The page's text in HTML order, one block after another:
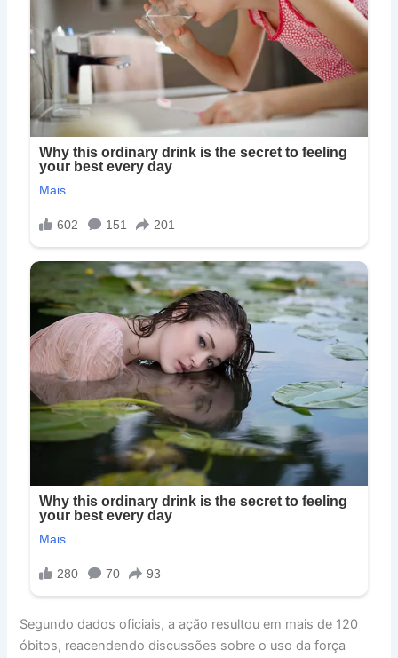
Segundo dados oficiais, a ação resultou em mais de 120
óbitos, reacendendo discussões sobre o uso da força